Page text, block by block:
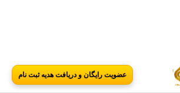
عضویت رایگان و دریافت هدیه ثبت نام